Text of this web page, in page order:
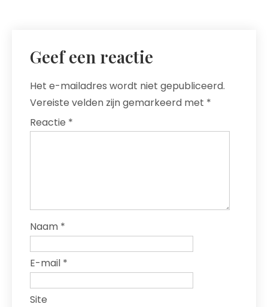
Geef een reactie
Het e-mailadres wordt niet gepubliceerd.
Vereiste velden zijn gemarkeerd met *
Reactie *
Naam *
E-mail *
Site